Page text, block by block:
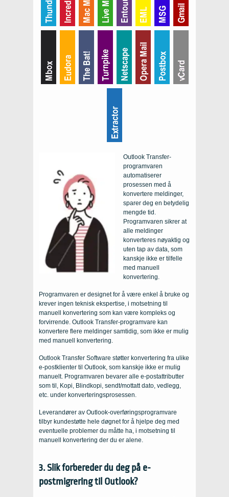
Outlook Transfer-
programvaren
automatiserer
prosessen med å
konvertere meldinger,
sparer deg en betydelig
mengde tid.
Programvaren sikrer at
alle meldinger
konverteres nøyaktig og
uten tap av data, som
kanskje ikke er tilfelle
med manuell
konvertering.
Programvaren er designet for å være enkel å bruke og
krever ingen teknisk ekspertise, i motsetning til
manuell konvertering som kan være kompleks og
forvirrende. Outlook Transfer-programvare kan
konvertere flere meldinger samtidig, som ikke er mulig
med manuell konvertering.
Outlook Transfer Software støtter konvertering fra ulike
e-postklienter til Outlook, som kanskje ikke er mulig
manuelt. Programvaren bevarer alle e-postattributter
som til, Kopi, Blindkopi, sendt/mottatt dato, vedlegg,
etc. under konverteringsprosessen.
Leverandører av Outlook-overføringsprogramvare
tilbyr kundestøtte hele døgnet for å hjelpe deg med
eventuelle problemer du måtte ha, i motsetning til
manuell konvertering der du er alene.
3. Slik forbereder du deg på e-
postmigrering til Outlook?